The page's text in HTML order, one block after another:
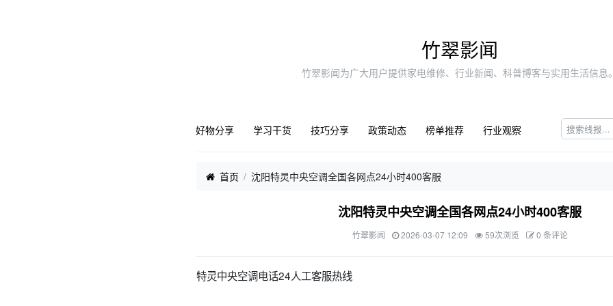
竹翠影闻
竹翠影闻为广大用户提供家电维修、行业新闻、科普博客与实用生活信息
好物分享 学习干货 技巧分享 政策动态 榜单推荐 行业观察
首页 沈阳特灵中央空调全国各网点24小时400客服
沈阳特灵中央空调全国各网点24小时400客服
竹翠影闻 2026-03-07 12:09 59次浏览 0 条评论
特灵中央空调电话24人工客服热线